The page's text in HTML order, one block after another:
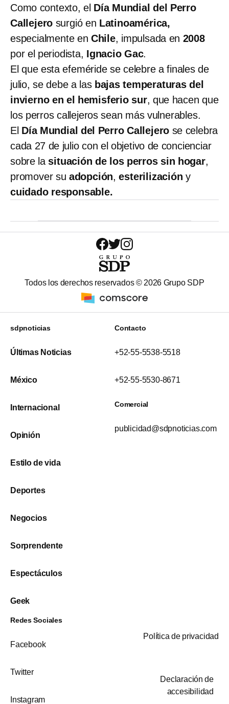
Como contexto, el Día Mundial del Perro
Callejero surgió en Latinoamérica,
especialmente en Chile, impulsada en 2008
por el periodista, Ignacio Gac.
El que esta efeméride se celebre a finales de
julio, se debe a las bajas temperaturas del
invierno en el hemisferio sur, que hacen que
los perros callejeros sean más vulnerables.
El Día Mundial del Perro Callejero se celebra
cada 27 de julio con el objetivo de concienciar
sobre la situación de los perros sin hogar,
promover su adopción,esterilización y
cuidado responsable.
Todos los derechos reservados © 2026 Grupo SDP
sdpnoticias
Últimas Noticias
México
Internacional
Opinión
Estilo de vida
Deportes
Negocios
Sorprendente
Espectáculos
Geek
Contacto
+52-55-5538-5518
+52-55-5530-8671
Comercial
publicidad@sdpnoticias.com
Redes Sociales
Facebook
Twitter
Instagram
Política de privacidad
Declaración de
accesibilidad